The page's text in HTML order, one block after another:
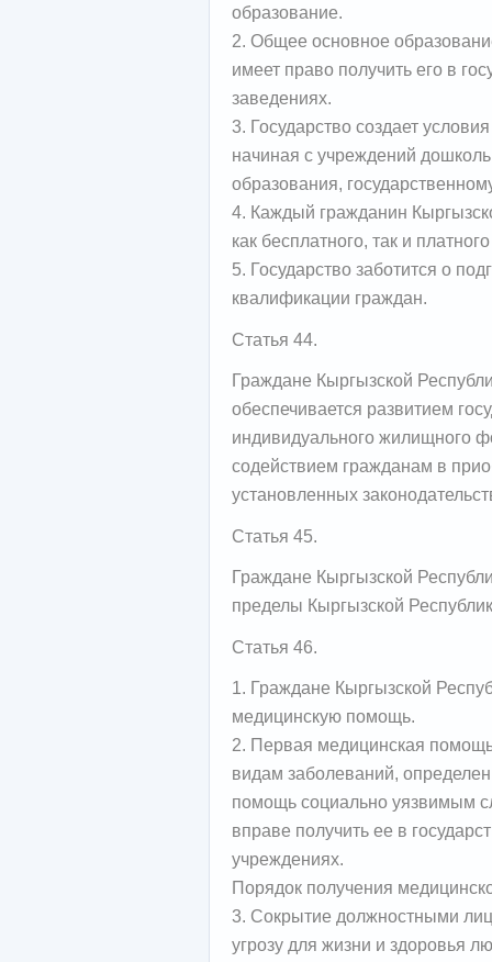
образование.
2. Общее основное
имеет право получить его в
заведениях.
3. Государство создает
начиная с учреждений
образования,
4. Каждый гражданин
как бесплатного, так и
5. Государство заботится о
квалификации граждан.
Статья 44.
Граждане Кыргызской
обеспечивается развитием
индивидуального жилищного
содействием гражданам в
установленных
Статья 45.
Граждане Кыргызской
пределы Кыргызской
Статья 46.
1. Граждане Кыргызской
медицинскую помощь.
2. Первая медицинская
видам заболеваний,
помощь социально уязвимым
вправе получить ее в
учреждениях.
Порядок получения
3. Сокрытие должностными
угрозу для жизни и здоровья